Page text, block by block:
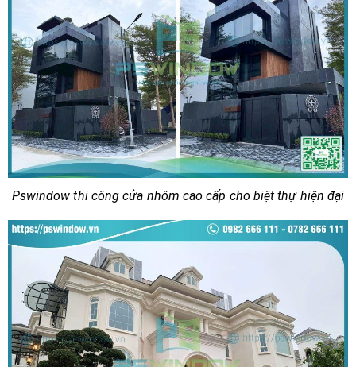
Pswindow thi công cửa nhôm cao cấp cho biệt thự hiện đại